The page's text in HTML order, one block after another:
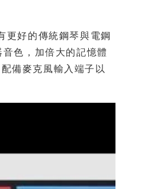
好的傳統鋼琴與電鋼
色，加倍大的記憶體
備麥克風輸入端子以